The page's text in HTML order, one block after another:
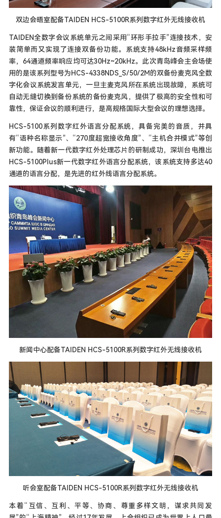
双边会晤室配备TAIDEN HCS-5100R系列数字红外无线接收机
TAIDEN全数字会议系统单元之间采用“环形手拉手”连接技术，安
装简单而又实现了连接双备份功能。系统支持48kHz音频采样频
率，64通道频率响应均可达30Hz~20kHz。此次青岛峰会主会场使
用的是该系列型号为HCS-4338NDS_S/50/2M的双备份麦克风全数
字化会议系统发言单元，一旦主麦克风所在系统出现故障，系统可
自动无缝切换到备份系统的备份麦克风，提供了极高的安全性和可
靠性，保证会议的顺利进行，是高规格国际大型会议的理想选择。
HCS-5100系列数字红外语言分配系统，具备完美的音质，并具
有“语种名称显示”、“270度超宽接收角度”、“主机合并模式”等创
新功能。随着新一代数字红外处理芯片的研制成功，深圳台电推出
HCS-5100Plus新一代数字红外语言分配系统，该系统支持多达40
通道的语言分配，是先进的红外线语言分配系统。
新闻中心配备TAIDEN HCS-5100R系列数字红外无线接收机
听会室配备TAIDEN HCS-5100R系列数字红外无线接收机
本着“互信、互利、平等、协商、尊重多样文明，谋求共同发